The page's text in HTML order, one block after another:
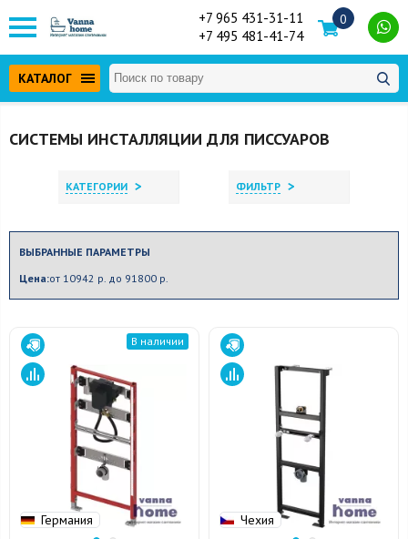
+7 965 431-31-11
+7 495 481-41-74
0
КАТАЛОГ
СИСТЕМЫ ИНСТАЛЛЯЦИИ ДЛЯ ПИССУАРОВ
КАТЕГОРИИ > ФИЛЬТР >
ВЫБРАННЫЕ ПАРАМЕТРЫ
Цена:от 10942 р. до 91800 р.
Германия
В наличии
Чехия